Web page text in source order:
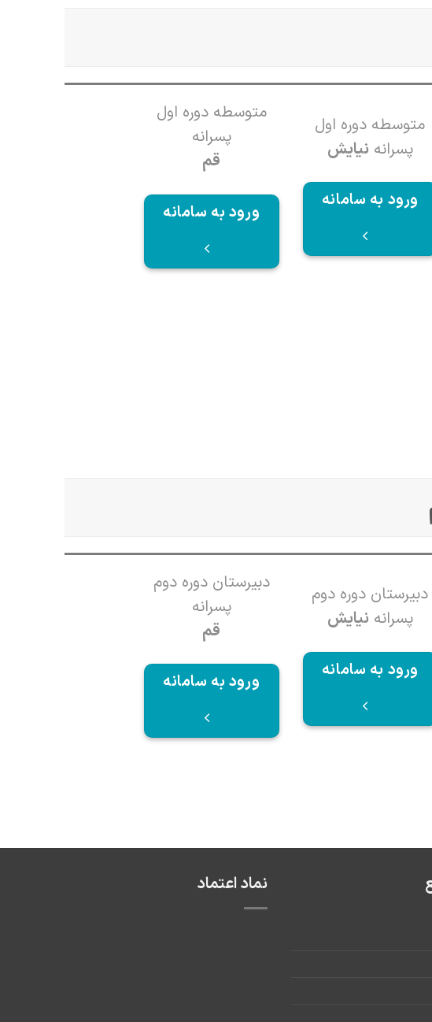
متوسطه دوره اول
پسرانه نیایش
ورود به سامانه
متوسطه دوره اول
پسرانه
قم
ورود به سامانه
دبیرستان دوره دوم
پسرانه نیایش
ورود به سامانه
دبیرستان دوره دوم
پسرانه
قم
ورود به سامانه
نماد اعتماد